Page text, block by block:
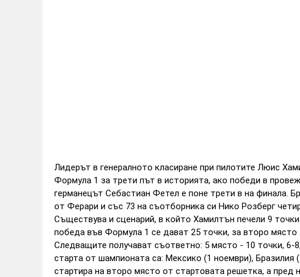
Лидерът в генералното класиране при пилотите Люис
Формула 1 за трети път в историята, ако победи в
германецът Себастиан Фетел е поне трети в на финала.
от Ферари и със 73 на съотборника си Нико Розберг
Съществува и сценарий, в който Хамилтън печели 9
победа във Формула 1 се дават 25 точки, за второ място
Следващите получават съответно: 5 място - 10 точки, 6-
старта от шампионата са: Мексико (1 ноември),
стартира на второ място от стартовата решетка, а пред